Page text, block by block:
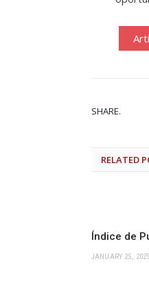
SHARE.
RELATED
Índice de
JANUARY 25, 2025